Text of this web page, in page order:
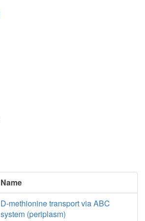
Name
D-methionine transport via ABC
system (periplasm)